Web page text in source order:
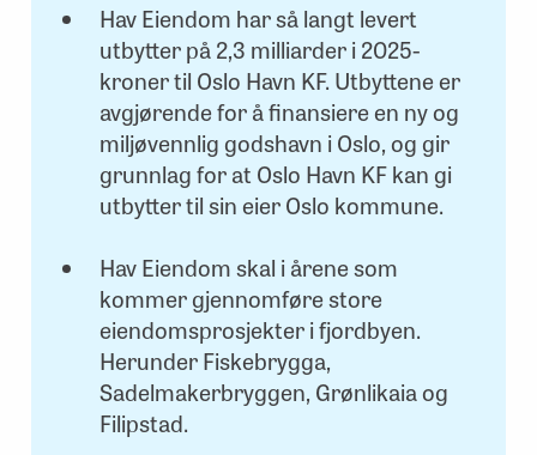
Hav Eiendom har så langt levert
utbytter på 2,3 milliarder i 2025-
kroner til Oslo Havn KF. Utbyttene er
avgjørende for å finansiere en ny og
miljøvennlig godshavn i Oslo, og gir
grunnlag for at Oslo Havn KF kan gi
utbytter til sin eier Oslo kommune.
Hav Eiendom skal i årene som
kommer gjennomføre store
eiendomsprosjekter i fjordbyen.
Herunder Fiskebrygga,
Sadelmakerbryggen, Grønlikaia og
Filipstad.